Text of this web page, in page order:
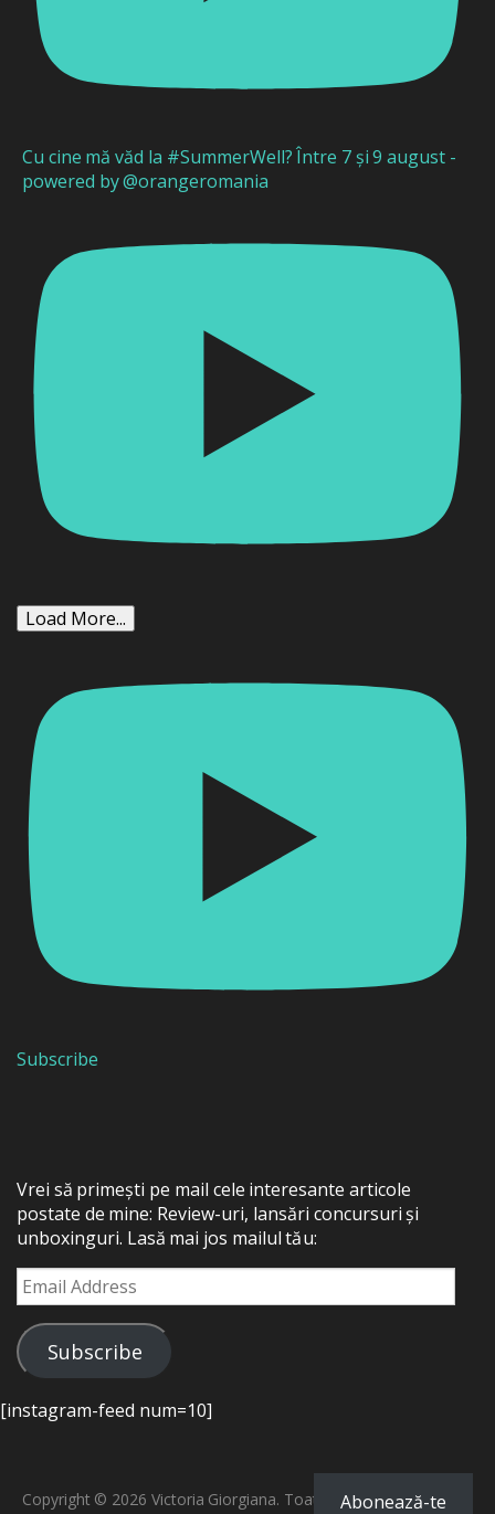
Cu cine mă văd la #SummerWell? Între 7 și 9 august -
powered by @orangeromania
Load More...
Subscribe
Vrei să primești pe mail cele interesante articole
postate de mine: Review-uri, lansări concursuri și
unboxinguri. Lasă mai jos mailul tău:
Email
Address
Subscribe
[instagram-feed num=10]
Copyright © 2026 Victoria Giorgiana. Toate drepturile rezervate.
Abonează-te